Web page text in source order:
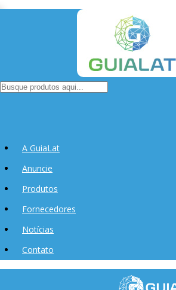
A GuiaLat
Anuncie
Produtos
Fornecedores
Notícias
Contato